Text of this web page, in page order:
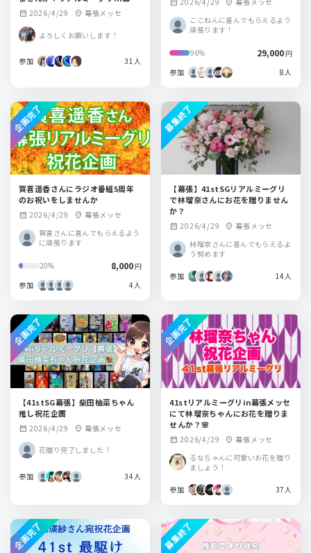
メッセ
calendar_month 2026/4/29 location_on 幕張メッセ
よろしくお願いします！
参加 31人
calendar_month location_on
ここねんに喜んでもらえるよう
頑張ります！
96% 29,000円
参加
8人
賀喜遥香さんにラジオ番組5周年
のお祝いをしませんか
calendar_month 2026/4/29 location_on 幕張メッセ
賀喜さんに喜んでもらえるよう
に頑張ります
20% 8,000円
参加
4人
企画完了
【幕張】41stSGリアルミーグリ
で林瑠奈さんにお花を贈りません
か？
calendar_month 2026/4/29 location_on 幕張メッセ
林瑠奈さんに喜んでもらえるよ
う努めます
参加 14人
募集終了
【41stSG幕張】柴田柚菜ちゃん
推し祝花企画
calendar_month 2026/4/29 location_on 幕張メッセ
花贈り完了しました！
参加 34人
企画完了
41stリアルミーグリin幕張メッセ
にて林瑠奈ちゃんにお花を贈りま
せんか？🌸
calendar_month 2026/4/29 location_on 幕張メッセ
るなちゃんに可愛いお花を贈り
ましょう！
参加 37人
企画完了
企画完了 募集終了